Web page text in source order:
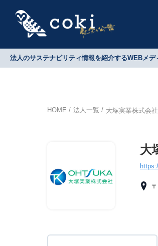
法人のサステナビリティ情報を紹介するWEBメ
HOME 法人一覧 大塚実業株式会社
大